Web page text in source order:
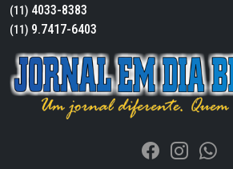
(11) 4033-8383
(11) 9.7417-6403